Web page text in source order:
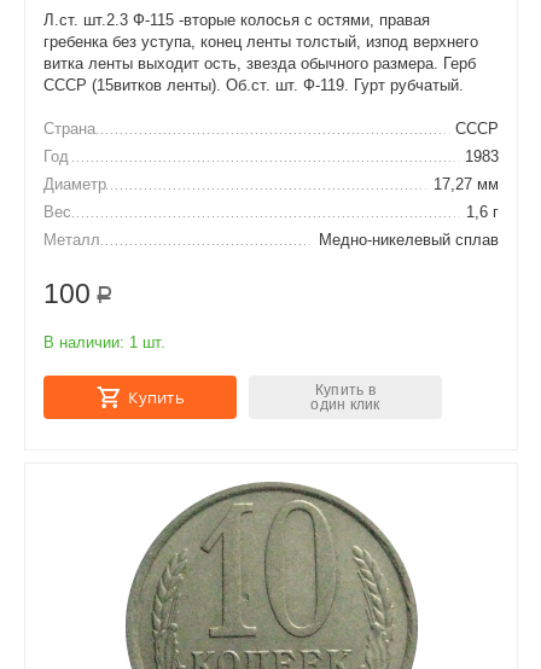
Л.ст. шт.2.3 Ф-115 -вторые колосья с остями, правая
гребенка без уступа, конец ленты толстый, изпод верхнего
витка ленты выходит ость, звезда обычного размера. Герб
СССР (15витков ленты). Об.ст. шт. Ф-119. Гурт рубчатый.
Страна
СССР
Год
1983
Диаметр
17,27 мм
Вес
1,6 г
Металл
Медно-никелевый сплав
100 Р
В наличии: 1 шт.
Купить
Купить в
один клик